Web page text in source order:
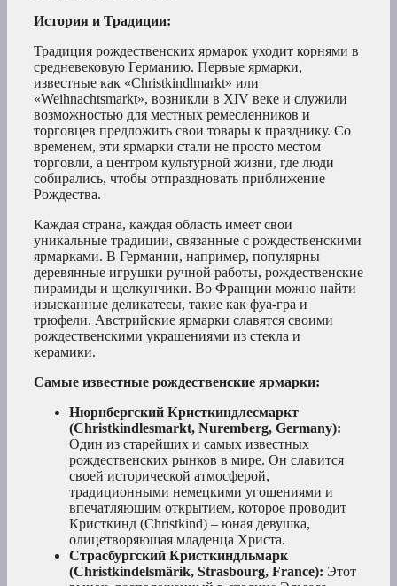
История и Традиции:
Традиция рождественских ярмарок уходит корнями в
средневековую Германию. Первые ярмарки,
известные как «Christkindlmarkt» или
«Weihnachtsmarkt», возникли в XIV веке и служили
возможностью для местных ремесленников и
торговцев предложить свои товары к празднику. Со
временем, эти ярмарки стали не просто местом
торговли, а центром культурной жизни, где люди
собирались, чтобы отпраздновать приближение
Рождества.
Каждая страна, каждая область имеет свои
уникальные традиции, связанные с рождественскими
ярмарками. В Германии, например, популярны
деревянные игрушки ручной работы, рождественские
пирамиды и щелкунчики. Во Франции можно найти
изысканные деликатесы, такие как фуа-гра и
трюфели. Австрийские ярмарки славятся своими
рождественскими украшениями из стекла и
керамики.
Самые известные рождественские ярмарки:
Нюрнбергский Кристкиндлесмаркт
(Christkindlesmarkt, Nuremberg, Germany):
Один из старейших и самых известных
рождественских рынков в мире. Он славится
своей исторической атмосферой,
традиционными немецкими угощениями и
впечатляющим открытием, которое проводит
Кристкинд (Christkind) – юная девушка,
олицетворяющая младенца Христа.
Страсбургский Кристкиндльмарк
(Christkindelsmärik, Strasbourg, France): Этот